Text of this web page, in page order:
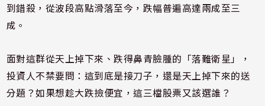
到錯殺，從波段高點滑落至今，跌幅普遍高達兩成至三
成。
面對這群從天上掉下來、跌得鼻青臉腫的「落難衛星」，
投資人不禁要問：這到底是接刀子，還是天上掉下來的送
分題？如果想趁大跌撿便宜，這三檔股票又該選誰？